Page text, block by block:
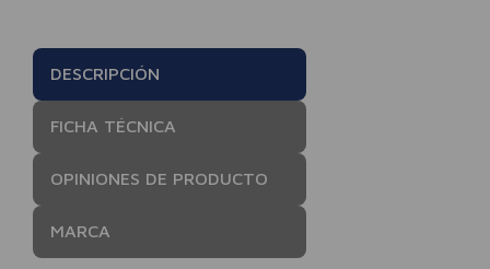
DESCRIPCIÓN
FICHA TÉCNICA
OPINIONES DE PRODUCTO
MARCA